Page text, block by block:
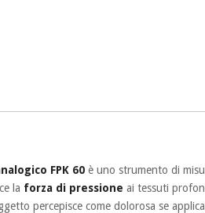
FPK 60 è uno strumento di
la forza di pressione ai tessuti
percepisce come dolorosa se